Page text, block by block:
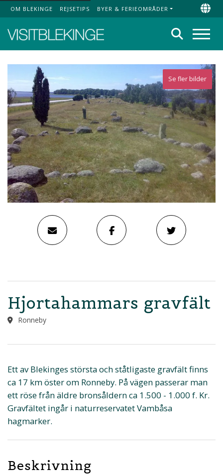
Top Menu
OM BLEKINGE REJSETIPS BYER & FERIEOMRÅDER
Søg
Se fler bilder
Hjortahammars gravfält
Ronneby
Ett av Blekinges största och ståtligaste gravfält finns
ca 17 km öster om Ronneby. På vägen passerar man
ett röse från äldre bronsåldern ca 1.500 - 1.000 f. Kr.
Gravfältet ingår i naturreservatet Vambåsa
hagmarker.
Beskrivning